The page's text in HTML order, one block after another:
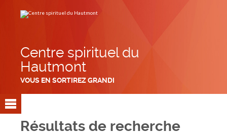
contenu.
Centre spirituel du
Hautmont
VOUS EN SORTIREZ GRANDI
Résultats de recherche